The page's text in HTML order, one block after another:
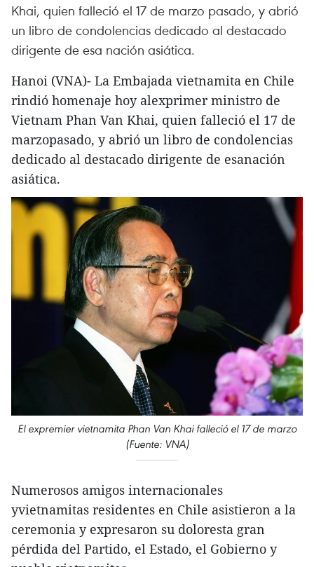
Khai, quien falleció el 17 de marzo pasado, y abrió
un libro de condolencias dedicado al destacado
dirigente de esa nación asiática.
Hanoi (VNA)- La Embajada vietnamita en Chile
rindió homenaje hoy alexprimer ministro de
Vietnam Phan Van Khai, quien falleció el 17 de
marzopasado, y abrió un libro de condolencias
dedicado al destacado dirigente de esanación
asiática.
El expremier vietnamita Phan Van Khai falleció el 17 de marzo
(Fuente: VNA)
Numerosos amigos internacionales
yvietnamitas residentes en Chile asistieron a la
ceremonia y expresaron su doloresta gran
pérdida del Partido, el Estado, el Gobierno y